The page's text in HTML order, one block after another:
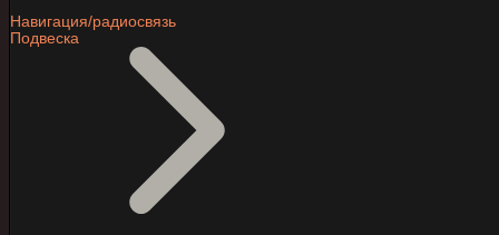
Навигация/радиосвязь
Подвеска